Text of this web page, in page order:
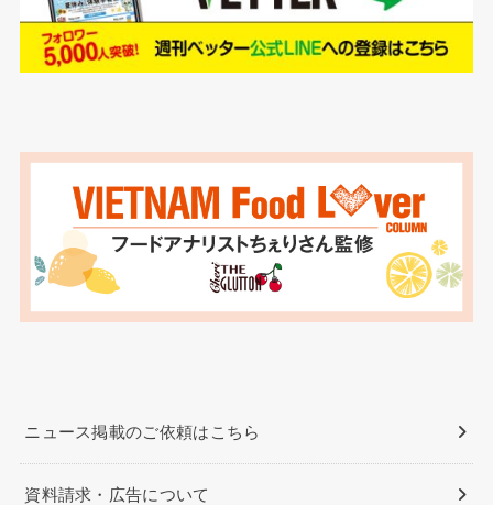
ニュース掲載のご依頼はこちら
資料請求・広告について